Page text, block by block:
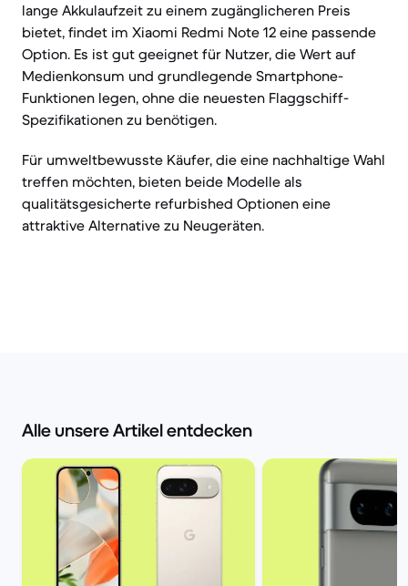
lange Akkulaufzeit zu einem zugänglicheren Preis
bietet, findet im Xiaomi Redmi Note 12 eine passende
Option. Es ist gut geeignet für Nutzer, die Wert auf
Medienkonsum und grundlegende Smartphone-
Funktionen legen, ohne die neuesten Flaggschiff-
Spezifikationen zu benötigen.
Für umweltbewusste Käufer, die eine nachhaltige Wahl
treffen möchten, bieten beide Modelle als
qualitätsgesicherte refurbished Optionen eine
attraktive Alternative zu Neugeräten.
Alle unsere Artikel entdecken